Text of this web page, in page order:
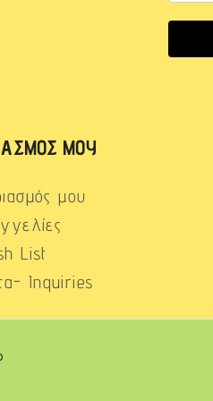
ΜΟΥ
μου
List
Inquiries